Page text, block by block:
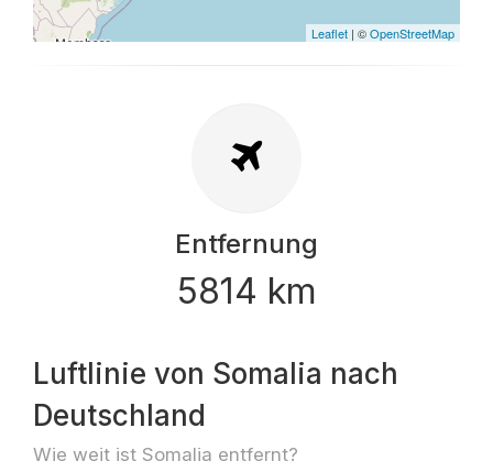
Leaflet | ©OpenStreetMap
Entfernung
5814 km
Luftlinie von Somalia nach
Deutschland
Wie weit ist Somalia entfernt?